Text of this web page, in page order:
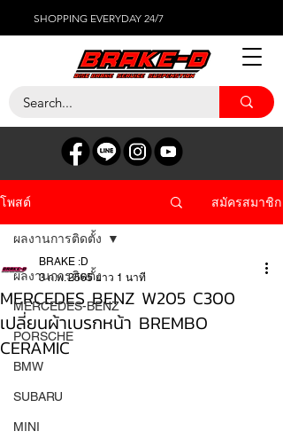
SHOPPING EVERYDAY 24/7
โพสต์ สมัครสมาชิก
ผลงานการติดตั้ง
MERCEDES-BENZ
PORSCHE
BMW
SUBARU
MINI
ผลงานการติดตั้ง
MERCEDES BENZ W205 C300
เปลี่ยนผ้าเบรกหน้า BREMBO
CERAMIC
BRAKE :D
3 ก.พ. 2565 ยาว 1 นาที